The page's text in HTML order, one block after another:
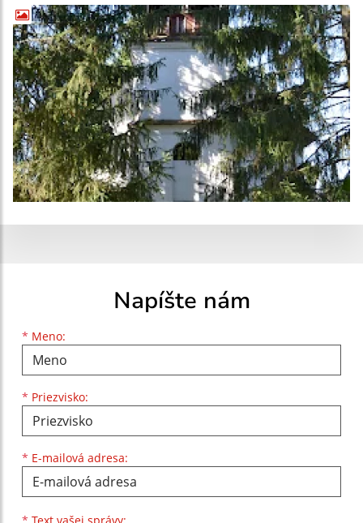
Napíšte nám
* Meno:
Meno
* Priezvisko:
Priezvisko
* E-mailová adresa:
E-mailová adresa
* Text vašej správy: